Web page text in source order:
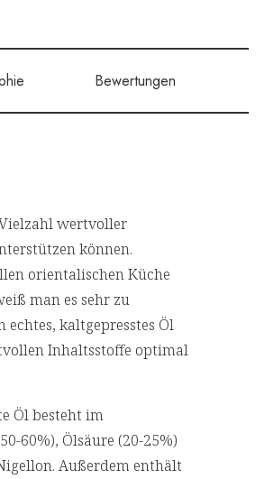
Bewertungen
wertvoller
können.
orientalischen Küche
man es sehr zu
kaltgepresstes Öl
Inhaltsstoffe optimal
Öl besteht im
60%), Ölsäure (20-25%)
Außerdem enthält